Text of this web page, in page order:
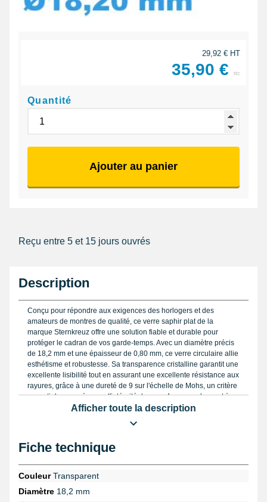
29,92 € HT
35,90 € ttc
Quantité
Ajouter au panier
Reçu entre 5 et 15 jours ouvrés
Description
Conçu pour répondre aux exigences des horlogers et des
amateurs de montres de qualité, ce verre saphir plat de la
marque Sternkreuz offre une solution fiable et durable pour
protéger le cadran de vos garde-temps. Avec un diamètre précis
de 18,2 mm et une épaisseur de 0,80 mm, ce verre circulaire allie
esthétisme et robustesse. Sa transparence cristalline garantit une
excellente lisibilité tout en assurant une excellente résistance aux
rayures, grâce à une dureté de 9 sur l'échelle de Mohs, un critère
essentiel pour préserver l'intégrité du verre face aux chocs et à
l'usure quotidienne.
Idéal pour remplacer le verre d'une montre ancienne ou pour
verre saphir se marie parfaitement avec des montres
pied à coulissequi vous permettra de vérifier avec exactitude le
diamètre nécessaire, évitant ainsi tout risque d’ajustement
Afficher toute la description
Fiche technique
CouleurTransparent
Diamètre 18,2 mm